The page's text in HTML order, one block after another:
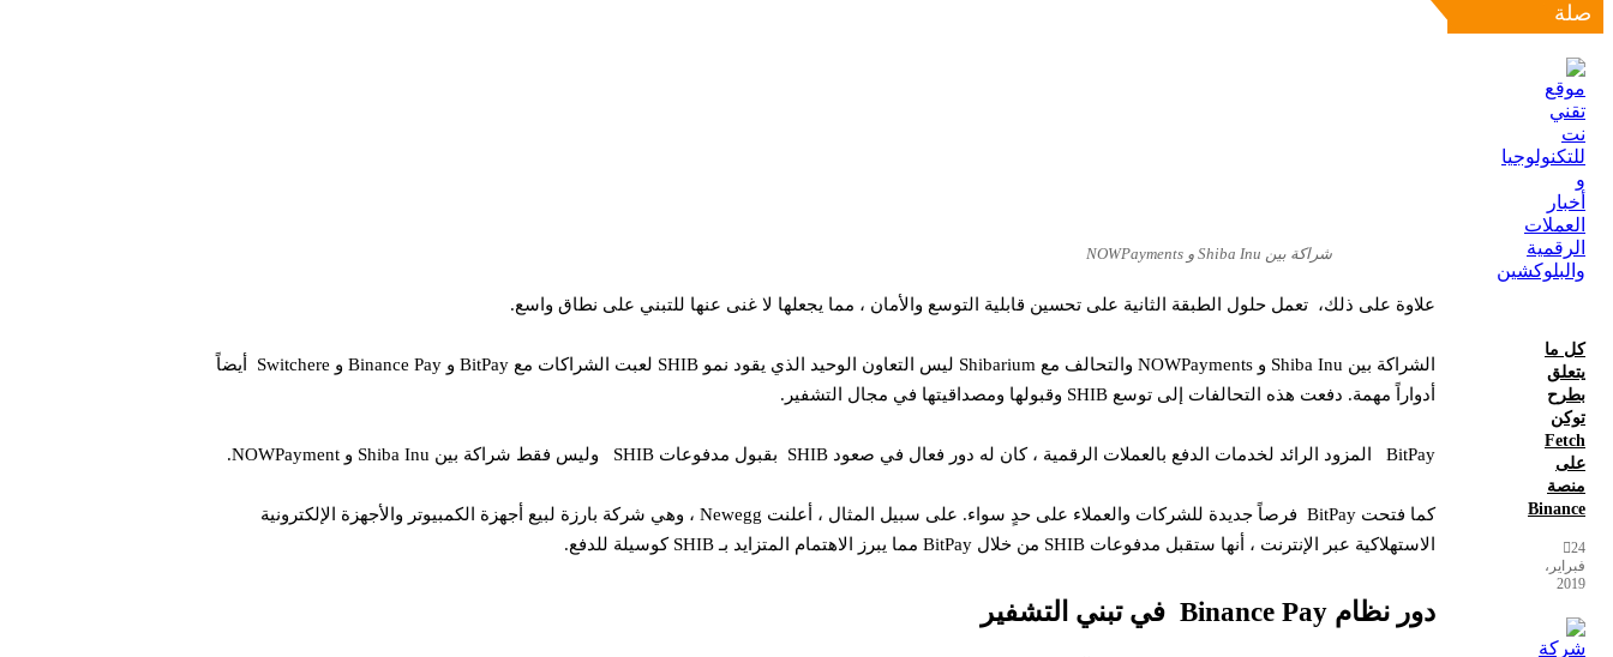
شراكة بين Shiba Inu و NOWPayments
علاوة على ذلك، تعمل حلول الطبقة الثانية على تحسين قابلية التوسع والأمان ، مما يجعلها لا غنى عنها للتبني على نطاق واسع.
الشراكة بين Shiba Inu و NOWPayments والتحالف مع Shibarium ليس التعاون الوحيد الذي يقود نمو SHIB لعبت الشراكات مع BitPay و Binance Pay و Switchere أيضاً
أدواراً مهمة. دفعت هذه التحالفات إلى توسع SHIB وقبولها ومصداقيتها في مجال التشفير.
BitPay المزود الرائد لخدمات الدفع بالعملات الرقمية ، كان له دور فعال في صعود SHIB بقبول مدفوعات SHIB وليس فقط شراكة بين Shiba Inu و NOWPayment.
كما فتحت BitPay فرصاً جديدة للشركات والعملاء على حدٍ سواء. على سبيل المثال ، أعلنت Newegg ، وهي شركة بارزة لبيع أجهزة الكمبيوتر والأجهزة الإلكترونية
الاستهلاكية عبر الإنترنت ، أنها ستقبل مدفوعات SHIB من خلال BitPay مما يبرز الاهتمام المتزايد بـ SHIB كوسيلة للدفع.
دور نظام Binance Pay في تبني التشفير
صلة
كل ما
يتعلق
بطرح
توكن
Fetch
على
منصة
Binance
24
فبراير،
2019